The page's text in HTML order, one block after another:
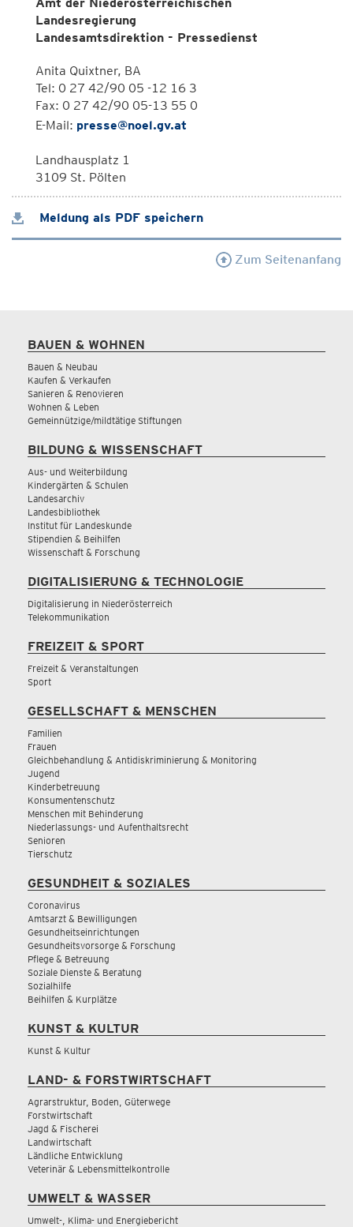
Landesregierung
Landesamtsdirektion - Pressedienst
Anita Quixtner, BA
Tel: 0 27 42/90 05 -12 16 3
Fax: 0 27 42/90 05-13 55 0
E-Mail: presse@noel.gv.at
Landhausplatz 1
3109 St. Pölten
Meldung als PDF speichern
Zum Seitenanfang
BAUEN & WOHNEN
Bauen & Neubau
Kaufen & Verkaufen
Sanieren & Renovieren
Wohnen & Leben
Gemeinnützige/mildtätige Stiftungen
BILDUNG & WISSENSCHAFT
Aus- und Weiterbildung
Kindergärten & Schulen
Landesarchiv
Landesbibliothek
Institut für Landeskunde
Stipendien & Beihilfen
Wissenschaft & Forschung
DIGITALISIERUNG & TECHNOLOGIE
Digitalisierung in Niederösterreich
Telekommunikation
FREIZEIT & SPORT
Freizeit & Veranstaltungen
Sport
GESELLSCHAFT & MENSCHEN
Familien
Frauen
Gleichbehandlung & Antidiskriminierung & Monitoring
Jugend
Kinderbetreuung
Konsumentenschutz
Menschen mit Behinderung
Niederlassungs- und Aufenthaltsrecht
Senioren
Tierschutz
GESUNDHEIT & SOZIALES
Coronavirus
Amtsarzt & Bewilligungen
Gesundheitseinrichtungen
Gesundheitsvorsorge & Forschung
Pflege & Betreuung
Soziale Dienste & Beratung
Sozialhilfe
Beihilfen & Kurplätze
KUNST & KULTUR
Kunst & Kultur
LAND- & FORSTWIRTSCHAFT
Agrarstruktur, Boden, Güterwege
Forstwirtschaft
Jagd & Fischerei
Landwirtschaft
Ländliche Entwicklung
Veterinär & Lebensmittelkontrolle
UMWELT & WASSER
Umwelt-, Klima- und Energiebericht